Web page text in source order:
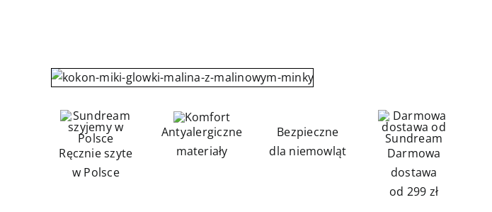
Ręcznie szyte
w Polsce
Antyalergiczne
materiały
Bezpieczne
dla niemowląt
Darmowa
dostawa
od 299 zł